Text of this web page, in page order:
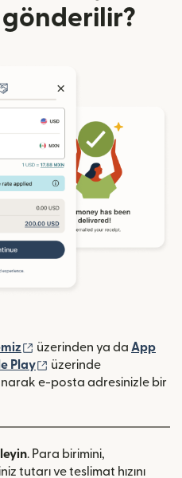
gönderilir?
(yeni pencerede açılır)
üzerinden ya da App
açılır)
Play (yeni pencerede açılır)
üzerinde
e-posta adresinizle bir
. Para birimini,
tutarı ve teslimat hızını